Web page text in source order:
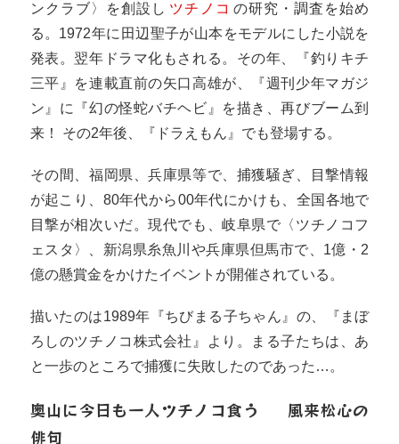
ンクラブ〉を創設し ツチノコ の研究・調査を始め
る。1972年に田辺聖子が山本をモデルにした小説を
発表。翌年ドラマ化もされる。その年、『釣りキチ
三平』を連載直前の矢口高雄が、『週刊少年マガジ
ン』に『幻の怪蛇バチヘビ』を描き、再びブーム到
来！ その2年後、『ドラえもん』でも登場する。
その間、福岡県、兵庫県等で、捕獲騒ぎ、目撃情報
が起こり、80年代から00年代にかけも、全国各地で
目撃が相次いだ。現代でも、岐阜県で〈ツチノコフ
ェスタ〉、新潟県糸魚川や兵庫県但馬市で、1億・2
億の懸賞金をかけたイベントが開催されている。
描いたのは1989年『ちびまる子ちゃん』の、『まぼ
ろしのツチノコ株式会社』より。まる子たちは、あ
と一歩のところで捕獲に失敗したのであった…。
奥山に今日も一人ツチノコ食う
風来松心の
俳句